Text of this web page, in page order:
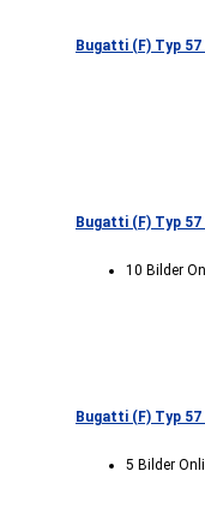
Bugatti (F) Typ
Bugatti (F) Typ
10 Bilder
Bugatti (F) Typ
5 Bilder